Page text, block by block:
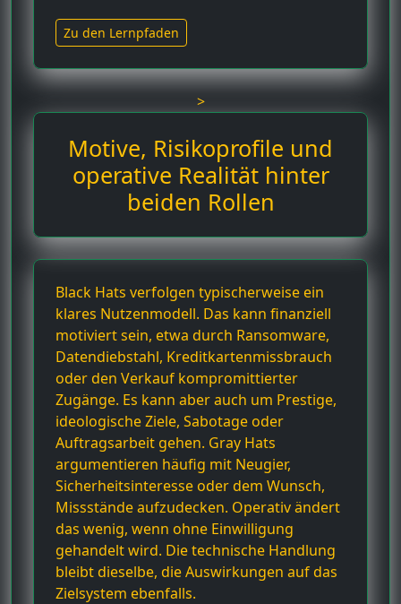
Zu den Lernpfaden
>
Motive, Risikoprofile und
operative Realität hinter
beiden Rollen
Black Hats verfolgen typischerweise ein
klares Nutzenmodell. Das kann finanziell
motiviert sein, etwa durch Ransomware,
Datendiebstahl, Kreditkartenmissbrauch
oder den Verkauf kompromittierter
Zugänge. Es kann aber auch um Prestige,
ideologische Ziele, Sabotage oder
Auftragsarbeit gehen. Gray Hats
argumentieren häufig mit Neugier,
Sicherheitsinteresse oder dem Wunsch,
Missstände aufzudecken. Operativ ändert
das wenig, wenn ohne Einwilligung
gehandelt wird. Die technische Handlung
bleibt dieselbe, die Auswirkungen auf das
Zielsystem ebenfalls.